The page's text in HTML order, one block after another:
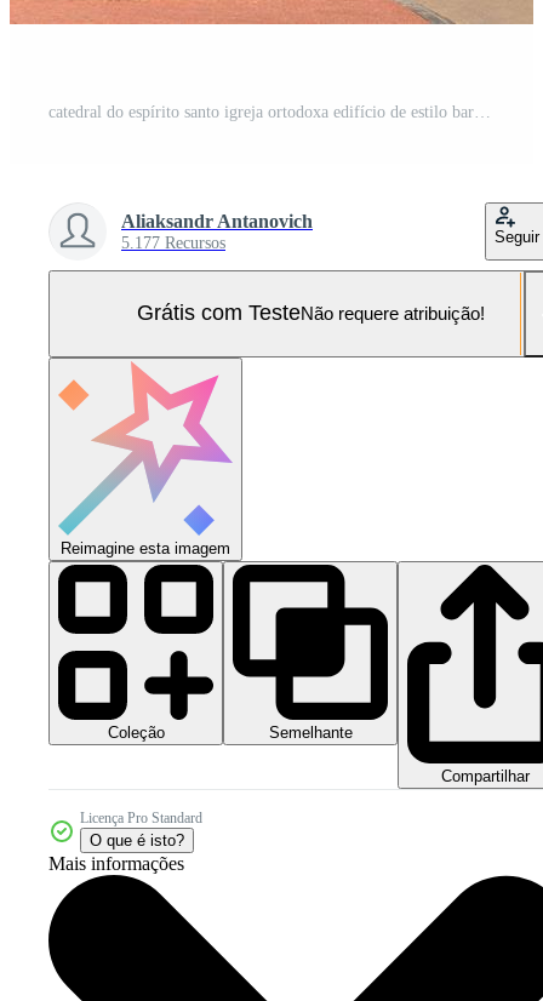
Aliaksandr Antanovich
5.177 Recursos Seguir
Grátis com TesteNão requere atribuição!
Reimagine esta imagem
Coleção Semelhante
Compartilhar
Licença Pro Standard
O que é isto?
Mais informações